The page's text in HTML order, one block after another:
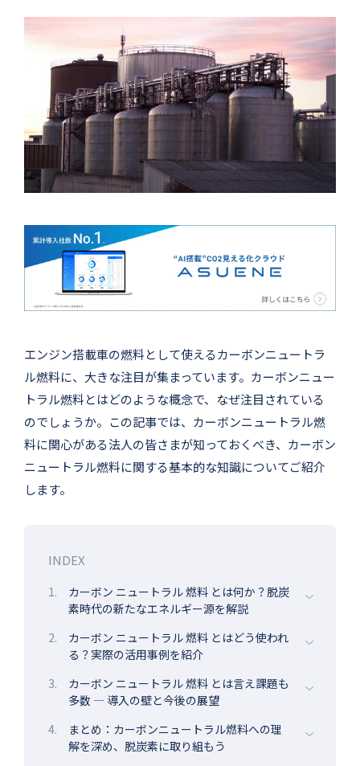
エンジン搭載車の燃料として使えるカーボンニュートラ
ル燃料に、大きな注目が集まっています。カーボンニュー
トラル燃料とはどのような概念で、なぜ注目されている
のでしょうか。この記事では、カーボンニュートラル燃
料に関心がある法人の皆さまが知っておくべき、カーボン
ニュートラル燃料に関する基本的な知識についてご紹介
します。
INDEX
1.
カーボン ニュートラル 燃料 とは何か？脱炭
素時代の新たなエネルギー源を解説
2.
カーボン ニュートラル 燃料 とはどう使われ
る？実際の活用事例を紹介
3.
カーボン ニュートラル 燃料 とは言え課題も
多数 ― 導入の壁と今後の展望
4.
まとめ：カーボンニュートラル燃料への理
解を深め、脱炭素に取り組もう